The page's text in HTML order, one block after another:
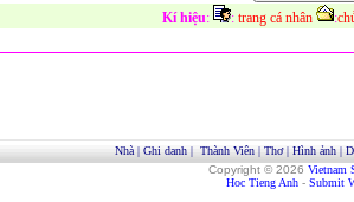
Kí hiệu: : trang cá nhân :
Nhà| Ghi danh| Thành Viên| Thơ| Hình ảnh|
Copyright © 2026 Vietnam
Hoc Tieng Anh - Submit